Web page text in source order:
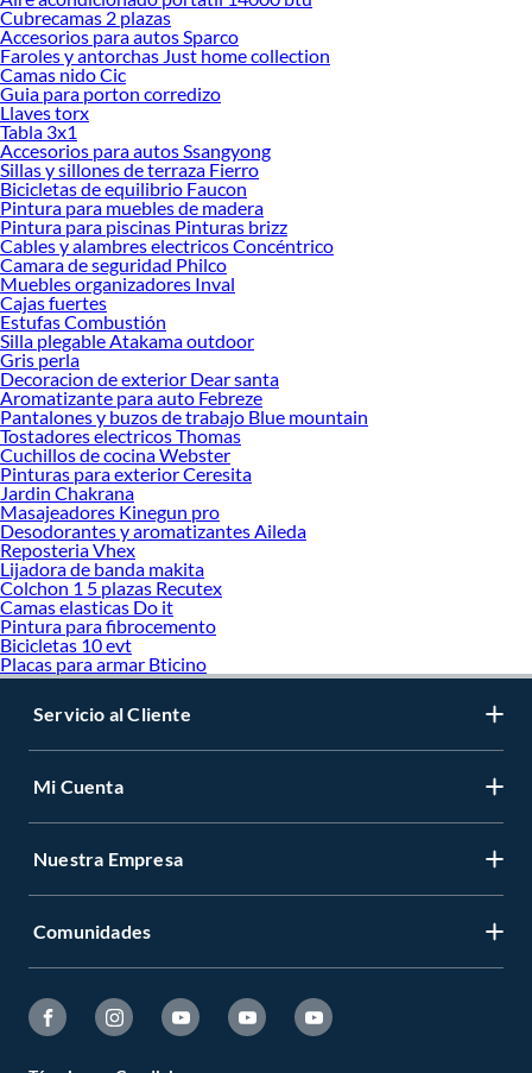
Herramientas, materiales y accesorios de calidad para tus proyectos y
renovación de espacios. ¡Visítanos y descubre todo lo que tenemos para
ofrecerte!
Encuentra una amplia variedad de productos de Vitrinas en Sodimac. Encuentra
todo lo necesario para tus proyectos de renovación y decoración. ¡Visítanos y
haz tus ideas realidad!
Cubrecamas 2 plazas
Accesorios para autos Sparco
Faroles y antorchas Just home collection
Camas nido Cic
Guia para porton corredizo
Llaves torx
Tabla 3x1
Accesorios para autos Ssangyong
Sillas y sillones de terraza Fierro
Bicicletas de equilibrio Faucon
Pintura para muebles de madera
Pintura para piscinas Pinturas brizz
Cables y alambres electricos Concéntrico
Camara de seguridad Philco
Muebles organizadores Inval
Cajas fuertes
Estufas Combustión
Silla plegable Atakama outdoor
Gris perla
Decoracion de exterior Dear santa
Aromatizante para auto Febreze
Pantalones y buzos de trabajo Blue mountain
Tostadores electricos Thomas
Cuchillos de cocina Webster
Pinturas para exterior Ceresita
Jardin Chakrana
Masajeadores Kinegun pro
Desodorantes y aromatizantes Aileda
Reposteria Vhex
Lijadora de banda makita
Colchon 1 5 plazas Recutex
Camas elasticas Do it
Pintura para fibrocemento
Bicicletas 10 evt
Placas para armar Bticino
Servicio al Cliente
Mi Cuenta
Nuestra Empresa
Comunidades